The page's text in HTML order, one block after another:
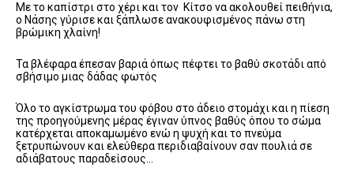
Με το καπίστρι στο χέρι και τον Κίτσο να ακολουθεί πειθήνια,
ο Νάσης γύρισε και ξάπλωσε ανακουφισμένος πάνω στη
βρώμικη χλαίνη!
Τα βλέφαρα έπεσαν βαριά όπως πέφτει το βαθύ σκοτάδι από
σβήσιμο μιας δάδας φωτός
Όλο το αγκίστρωμα του φόβου στο άδειο στομάχι και η πίεση
της προηγούμενης μέρας έγιναν ύπνος βαθύς όπου το σώμα
κατέρχεται αποκαμωμένο ενώ η ψυχή και το πνεύμα
ξετρυπώνουν και ελεύθερα περιδιαβαίνουν σαν πουλιά σε
αδιάβατους παραδείσους…